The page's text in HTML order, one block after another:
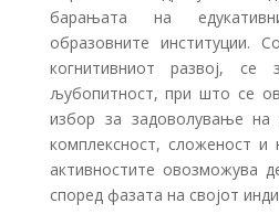
барањата на
образовните институции.
когнитивниот развој, се
љубопитност, при што се
избор за задоволување на
комплексност, сложеност
активностите овозможува
според фазата на својот